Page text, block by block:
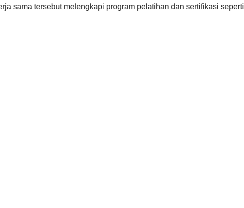
sama tersebut melengkapi program pelatihan dan sertifikasi seperti